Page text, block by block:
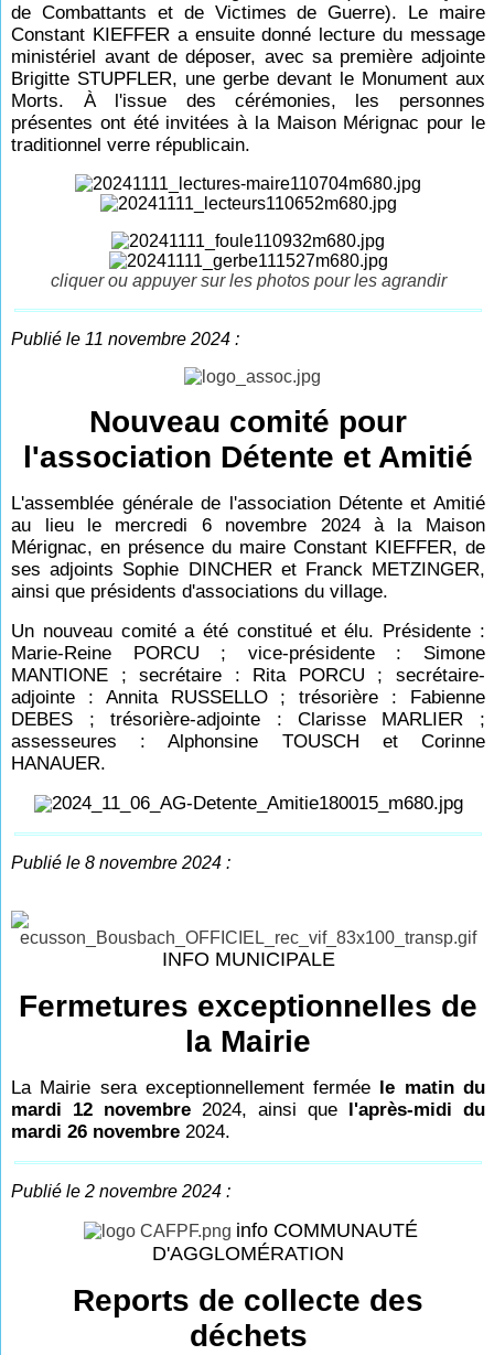
de Combattants et de Victimes de Guerre). Le maire
Constant KIEFFER a ensuite donné lecture du message
ministériel avant de déposer, avec sa première adjointe
Brigitte STUPFLER, une gerbe devant le Monument aux
Morts. À l'issue des cérémonies, les personnes
présentes ont été invitées à la Maison Mérignac pour le
traditionnel verre républicain.
cliquer ou appuyer sur les photos pour les agrandir
Publié le 11 novembre 2024 :
Nouveau comité pour
l'association Détente et Amitié
L'assemblée générale de l'association Détente et Amitié
au lieu le mercredi 6 novembre 2024 à la Maison
Mérignac, en présence du maire Constant KIEFFER, de
ses adjoints Sophie DINCHER et Franck METZINGER,
ainsi que présidents d'associations du village.
Un nouveau comité a été constitué et élu. Présidente :
Marie-Reine PORCU ; vice-présidente : Simone
MANTIONE ; secrétaire : Rita PORCU ; secrétaire-
adjointe : Annita RUSSELLO ; trésorière : Fabienne
DEBES ; trésorière-adjointe : Clarisse MARLIER ;
assesseures : Alphonsine TOUSCH et Corinne
HANAUER.
Publié le 8 novembre 2024 :
INFO MUNICIPALE
Fermetures exceptionnelles de
la Mairie
La Mairie sera exceptionnellement fermée le matin du
mardi 12 novembre2024, ainsi que l'après-midi du
mardi 26 novembre 2024.
Publié le 2 novembre 2024 :
info COMMUNAUTÉ
D'AGGLOMÉRATION
Reports de collecte des
déchets